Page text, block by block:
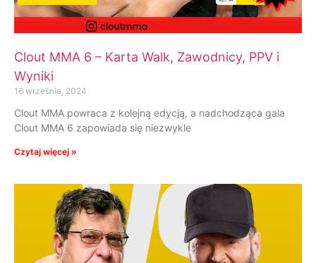
Clout MMA 6 – Karta Walk, Zawodnicy, PPV i
Wyniki
16 września, 2024
Clout MMA powraca z kolejną edycją, a nadchodząca gala
Clout MMA 6 zapowiada się niezwykle
Czytaj więcej »